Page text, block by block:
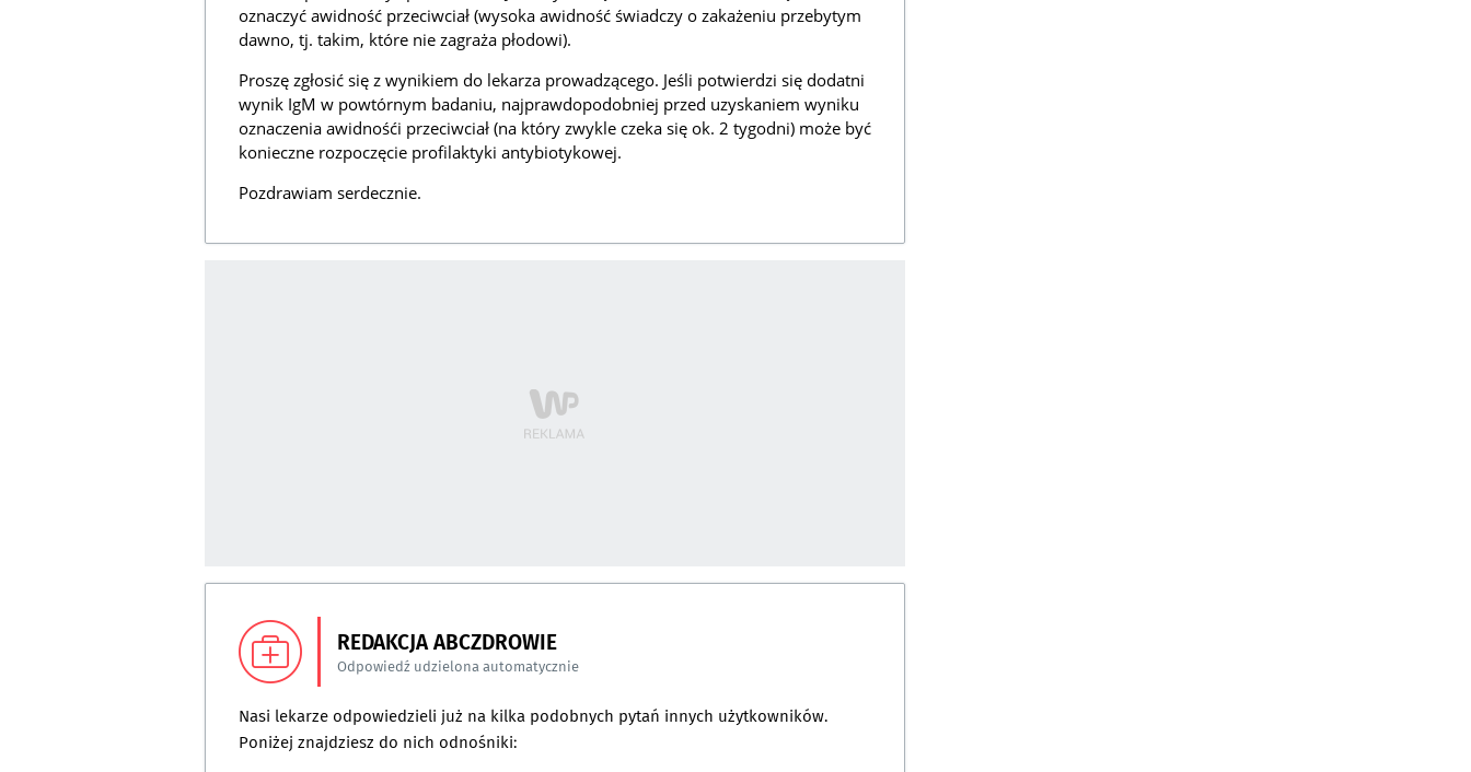
oznaczyć awidność przeciwciał (wysoka awidność świadczy o zakażeniu przebytym
dawno, tj. takim, które nie zagraża płodowi).
Proszę zgłosić się z wynikiem do lekarza prowadzącego. Jeśli potwierdzi się dodatni
wynik IgM w powtórnym badaniu, najprawdopodobniej przed uzyskaniem wyniku
oznaczenia awidnośći przeciwciał (na który zwykle czeka się ok. 2 tygodni) może być
konieczne rozpoczęcie profilaktyki antybiotykowej.
Pozdrawiam serdecznie.
REDAKCJA ABCZDROWIE
Odpowiedź udzielona automatycznie
Nasi lekarze odpowiedzieli już na kilka podobnych pytań innych użytkowników.
Poniżej znajdziesz do nich odnośniki: